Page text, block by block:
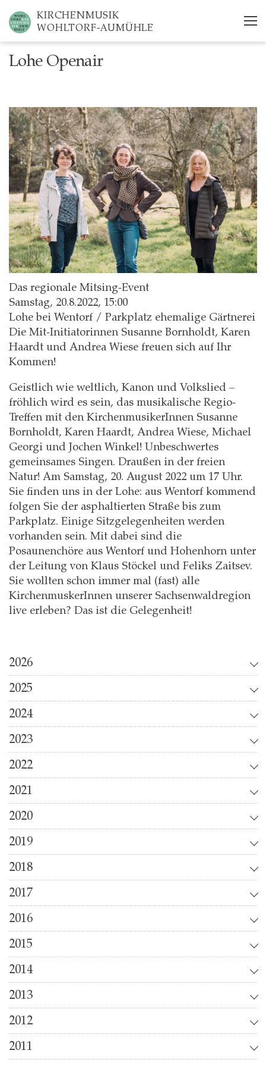
main
content
KIRCHENMUSIK
WOHLTORF-AUMÜHLE
Lohe Openair
Das regionale Mitsing-Event
Samstag, 20.8.2022, 15:00
Lohe bei Wentorf / Parkplatz ehemalige Gärtnerei
Die Mit-Initiatorinnen Susanne Bornholdt, Karen
Haardt und Andrea Wiese freuen sich auf Ihr
Kommen!
Geistlich wie weltlich, Kanon und Volkslied –
fröhlich wird es sein, das musikalische Regio-
Treffen mit den KirchenmusikerInnen Susanne
Bornholdt, Karen Haardt, Andrea Wiese, Michael
Georgi und Jochen Winkel! Unbeschwertes
gemeinsames Singen. Draußen in der freien
Natur! Am Samstag, 20. August 2022 um 17 Uhr.
Sie finden uns in der Lohe: aus Wentorf kommend
folgen Sie der asphaltierten Straße bis zum
Parkplatz. Einige Sitzgelegenheiten werden
vorhanden sein. Mit dabei sind die
Posaunenchöre aus Wentorf und Hohenhorn unter
der Leitung von Klaus Stöckel und Feliks Zaitsev.
Sie wollten schon immer mal (fast) alle
KirchenmuskerInnen unserer Sachsenwaldregion
live erleben? Das ist die Gelegenheit!
2026
2025
2024
2023
2022
2021
2020
2019
2018
2017
2016
2015
2014
2013
2012
2011